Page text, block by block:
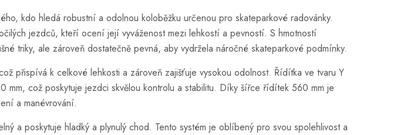
kdo hledá robustní a odolnou koloběžku určenou pro skateparkové radovánky.
jezdců, kteří ocení její vyváženost mezi lehkostí a pevností. S hmotností
triky, ale zároveň dostatečně pevná, aby vydržela náročné skateparkové podmínky.
přispívá k celkové lehkosti a zároveň zajišťuje vysokou odolnost. Řídítka ve tvaru Y
což poskytuje jezdci skvělou kontrolu a stabilitu. Díky šířce řídítek 560 mm je
a manévrování.
a poskytuje hladký a plynulý chod. Tento systém je oblíbený pro svou spolehlivost a